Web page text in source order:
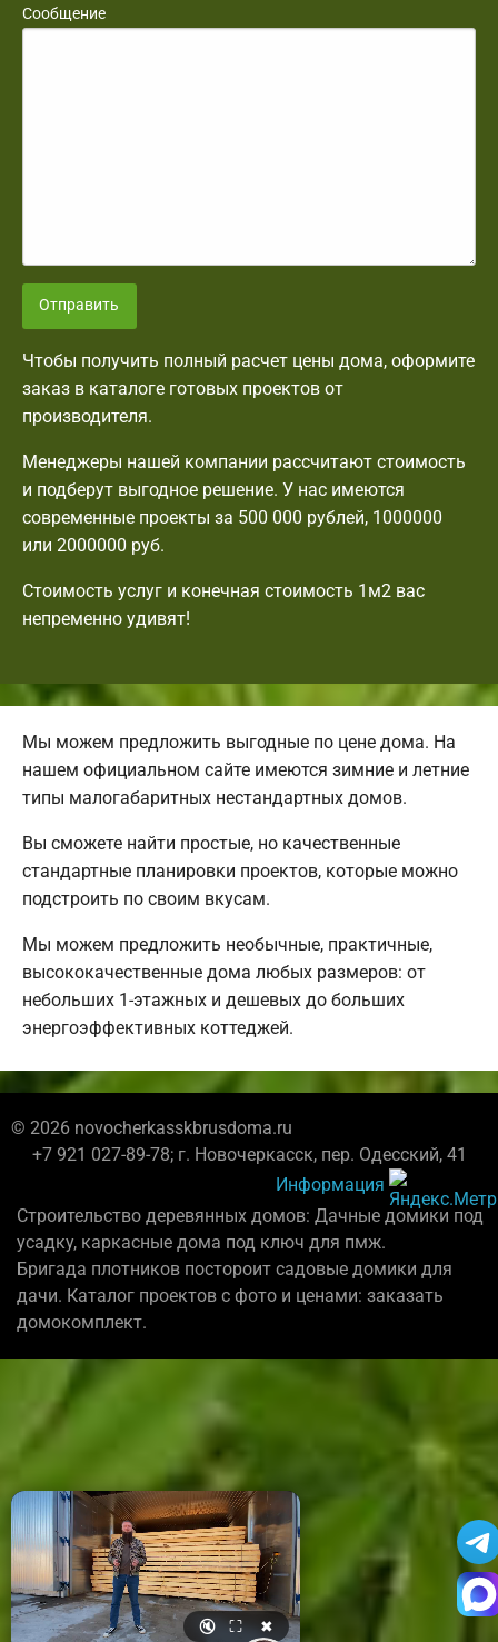
Сообщение
Отправить
Чтобы получить полный расчет цены дома, оформите
заказ в каталоге готовых проектов от
производителя.
Менеджеры нашей компании рассчитают стоимость
и подберут выгодное решение. У нас имеются
современные проекты за 500 000 рублей, 1000000
или 2000000 руб.
Стоимость услуг и конечная стоимость 1м2 вас
непременно удивят!
Мы можем предложить выгодные по цене дома. На
нашем официальном сайте имеются зимние и летние
типы малогабаритных нестандартных домов.
Вы сможете найти простые, но качественные
стандартные планировки проектов, которые можно
подстроить по своим вкусам.
Мы можем предложить необычные, практичные,
высококачественные дома любых размеров: от
небольших 1-этажных и дешевых до больших
энергоэффективных коттеджей.
© 2026 novocherkasskbrusdoma.ru
+7 921 027-89-78; г. Новочеркасск, пер. Одесский, 41
Информация
Строительство деревянных домов: Дачные домики под
усадку, каркасные дома под ключ для пмж.
Бригада плотников постороит садовые домики для
дачи. Каталог проектов с фото и ценами: заказать
домокомплект.
🔇 ⛶ ✖